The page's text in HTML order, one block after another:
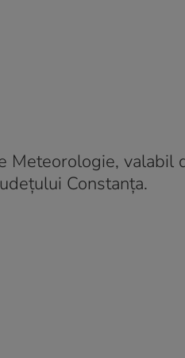
valabil
Constanța.